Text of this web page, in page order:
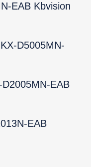
EAB Kbvision
D5005MN-
EAB
EAB